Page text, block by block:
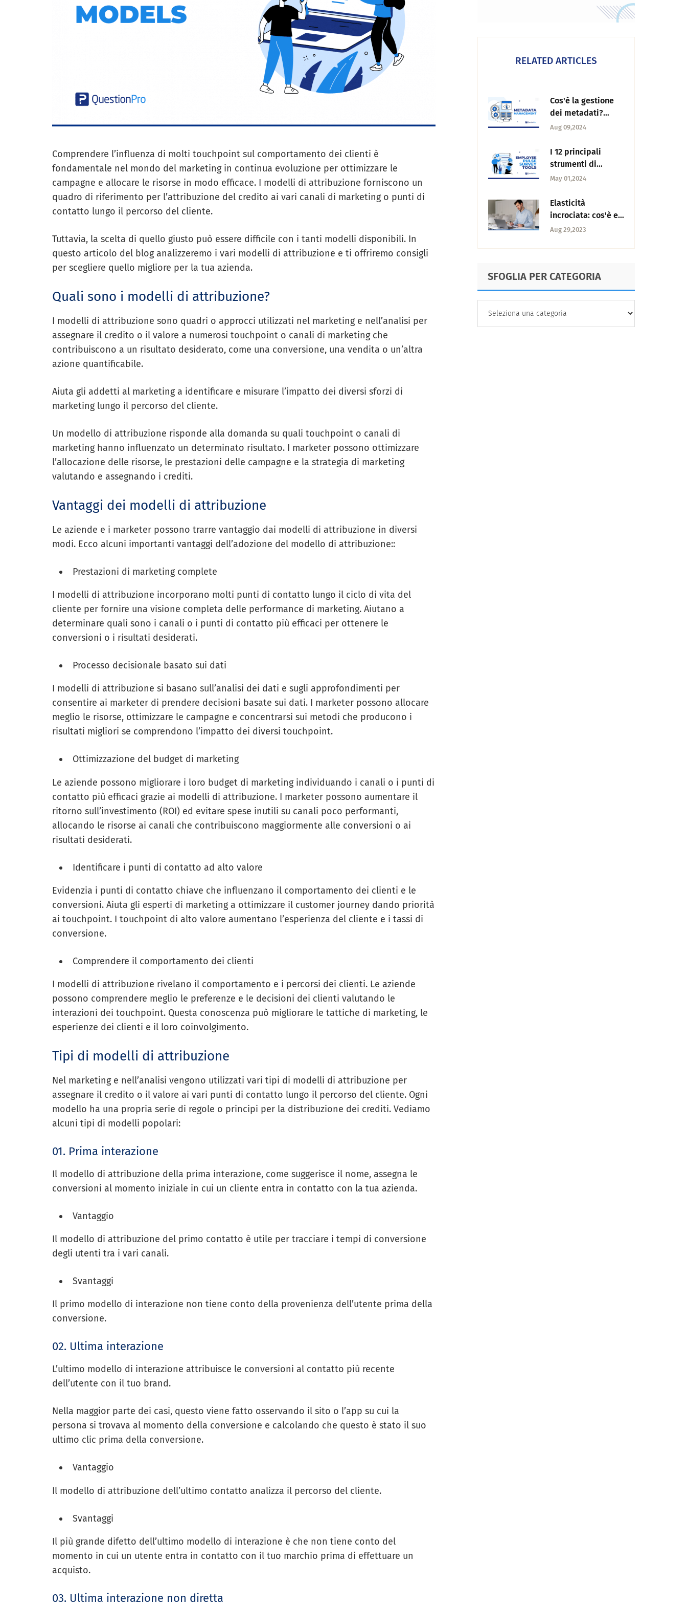
Comprendere l’influenza di molti touchpoint sul comportamento dei clienti è
fondamentale nel mondo del marketing in continua evoluzione per ottimizzare le
campagne e allocare le risorse in modo efficace. I modelli di attribuzione forniscono un
quadro di riferimento per l’attribuzione del credito ai vari canali di marketing o punti di
contatto lungo il percorso del cliente.
Tuttavia, la scelta di quello giusto può essere difficile con i tanti modelli disponibili. In
questo articolo del blog analizzeremo i vari modelli di attribuzione e ti offriremo consigli
per scegliere quello migliore per la tua azienda.
Quali sono i modelli di attribuzione?
I modelli di attribuzione sono quadri o approcci utilizzati nel marketing e nell’analisi per
assegnare il credito o il valore a numerosi touchpoint o canali di marketing che
contribuiscono a un risultato desiderato, come una conversione, una vendita o un’altra
azione quantificabile.
Aiuta gli addetti al marketing a identificare e misurare l’impatto dei diversi sforzi di
marketing lungo il percorso del cliente.
Un modello di attribuzione risponde alla domanda su quali touchpoint o canali di
marketing hanno influenzato un determinato risultato. I marketer possono ottimizzare
l’allocazione delle risorse, le prestazioni delle campagne e la strategia di marketing
valutando e assegnando i crediti.
Vantaggi dei modelli di attribuzione
Le aziende e i marketer possono trarre vantaggio dai modelli di attribuzione in diversi
modi. Ecco alcuni importanti vantaggi dell’adozione del modello di attribuzione::
Prestazioni di marketing complete
I modelli di attribuzione incorporano molti punti di contatto lungo il ciclo di vita del
cliente per fornire una visione completa delle performance di marketing. Aiutano a
determinare quali sono i canali o i punti di contatto più efficaci per ottenere le
conversioni o i risultati desiderati.
Processo decisionale basato sui dati
I modelli di attribuzione si basano sull’analisi dei dati e sugli approfondimenti per
consentire ai marketer di prendere decisioni basate sui dati. I marketer possono allocare
meglio le risorse, ottimizzare le campagne e concentrarsi sui metodi che producono i
risultati migliori se comprendono l’impatto dei diversi touchpoint.
Ottimizzazione del budget di marketing
Le aziende possono migliorare i loro budget di marketing individuando i canali o i punti di
contatto più efficaci grazie ai modelli di attribuzione. I marketer possono aumentare il
ritorno sull’investimento (ROI) ed evitare spese inutili su canali poco performanti,
allocando le risorse ai canali che contribuiscono maggiormente alle conversioni o ai
risultati desiderati.
Identificare i punti di contatto ad alto valore
Evidenzia i punti di contatto chiave che influenzano il comportamento dei clienti e le
conversioni. Aiuta gli esperti di marketing a ottimizzare il customer journey dando priorità
ai touchpoint. I touchpoint di alto valore aumentano l’esperienza del cliente e i tassi di
conversione.
Comprendere il comportamento dei clienti
I modelli di attribuzione rivelano il comportamento e i percorsi dei clienti. Le aziende
possono comprendere meglio le preferenze e le decisioni dei clienti valutando le
interazioni dei touchpoint. Questa conoscenza può migliorare le tattiche di marketing, le
esperienze dei clienti e il loro coinvolgimento.
Tipi di modelli di attribuzione
Nel marketing e nell’analisi vengono utilizzati vari tipi di modelli di attribuzione per
assegnare il credito o il valore ai vari punti di contatto lungo il percorso del cliente. Ogni
modello ha una propria serie di regole o principi per la distribuzione dei crediti. Vediamo
alcuni tipi di modelli popolari:
01. Prima interazione
Il modello di attribuzione della prima interazione, come suggerisce il nome, assegna le
conversioni al momento iniziale in cui un cliente entra in contatto con la tua azienda.
Vantaggio
Il modello di attribuzione del primo contatto è utile per tracciare i tempi di conversione
degli utenti tra i vari canali.
Svantaggi
Il primo modello di interazione non tiene conto della provenienza dell’utente prima della
conversione.
02. Ultima interazione
L’ultimo modello di interazione attribuisce le conversioni al contatto più recente
dell’utente con il tuo brand.
Nella maggior parte dei casi, questo viene fatto osservando il sito o l’app su cui la
persona si trovava al momento della conversione e calcolando che questo è stato il suo
ultimo clic prima della conversione.
Vantaggio
Il modello di attribuzione dell’ultimo contatto analizza il percorso del cliente.
Svantaggi
Il più grande difetto dell’ultimo modello di interazione è che non tiene conto del
momento in cui un utente entra in contatto con il tuo marchio prima di effettuare un
acquisto.
03. Ultima interazione non diretta
RELATED ARTICLES
Cos'è la gestione
dei metadati?
Come
nella ricerca?
Aug 09,2024
I 12 principali
strumenti di
sondaggio sul
dipendenti che
svelano le
intuizioni nel 2025
May 01,2024
Elasticità
incrociata: cos'è e
come si calcola?
Aug 29,2023
SFOGLIA PER CATEGORIA
PER
CATEGORIA